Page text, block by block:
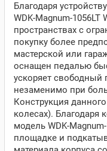
Благодаря
WDK-Magnum-
пространствах с
покупку более
мастерской или
оснащен педалью
ускоряет свободный
незаменимо при
Конструкция
колесах). Благодаря
модель WDK-
площадке и